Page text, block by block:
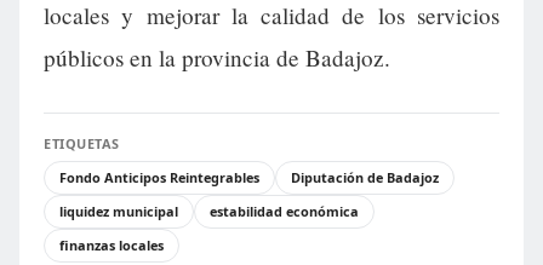
locales y mejorar la calidad de los servicios
públicos en la provincia de Badajoz.
ETIQUETAS
Fondo Anticipos Reintegrables
Diputación de Badajoz
liquidez municipal
estabilidad económica
finanzas locales